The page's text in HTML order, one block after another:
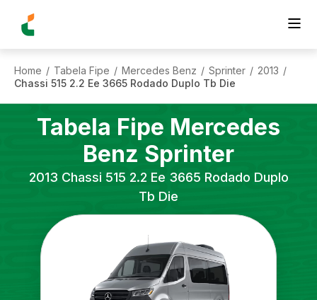
Home / Tabela Fipe / Mercedes Benz / Sprinter / 2013 /
Chassi 515 2.2 Ee 3665 Rodado Duplo Tb Die
Tabela Fipe Mercedes
Benz Sprinter
2013 Chassi 515 2.2 Ee 3665 Rodado Duplo
Tb Die